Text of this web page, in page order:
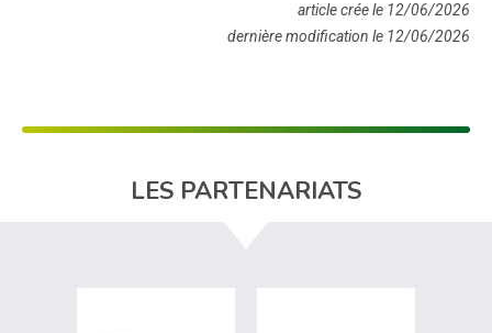
article crée le 12/06/2026
dernière modification le 12/06/2026
LES PARTENARIATS